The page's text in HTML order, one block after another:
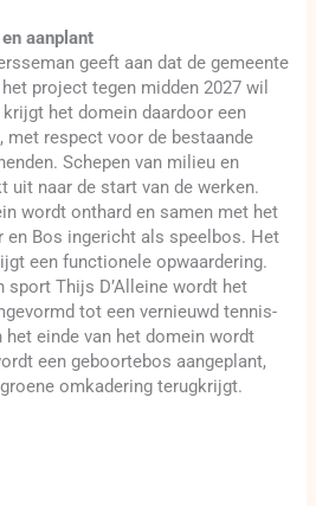
aanplant
geeft aan dat de gemeente
project tegen midden 2027 wil
het domein daardoor een
met respect voor de bestaande
Schepen van milieu en
uit naar de start van de werken.
wordt onthard en samen met het
en Bos ingericht als speelbos. Het
een functionele opwaardering.
sport Thijs D’Alleine wordt het
tot een vernieuwd tennis-
einde van het domein wordt
een geboortebos aangeplant,
omkadering terugkrijgt.